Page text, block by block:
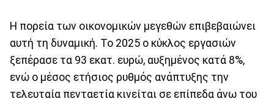
Η πορεία των οικονομικών μεγεθών επιβεβαιώνει
αυτή τη δυναμική. Το 2025 ο κύκλος εργασιών
ξεπέρασε τα 93 εκατ. ευρώ, αυξημένος κατά 8%,
ενώ ο μέσος ετήσιος ρυθμός ανάπτυξης την
τελευταία πενταετία κινείται σε επίπεδα άνω του